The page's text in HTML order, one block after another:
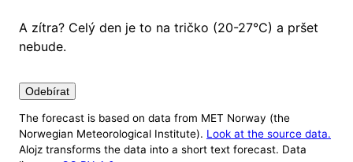
A zítra? Celý den je to na tričko (20-27°C) a pršet
nebude.
Odebírat
Nastavení
The forecast is based on data from MET Norway (the
Norwegian Meteorological Institute). Look at the source data.
Alojz transforms the data into a short text forecast. Data